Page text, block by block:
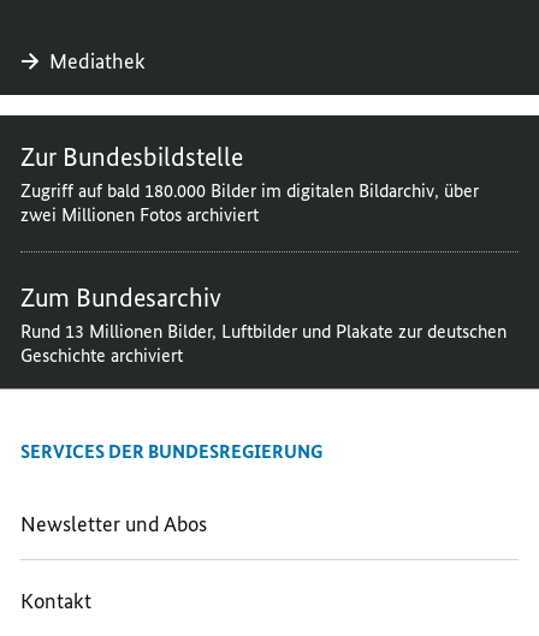
Mediathek
Zur Bundesbildstelle
Zugriff auf bald 180.000 Bilder im digitalen Bildarchiv, über
zwei Millionen Fotos archiviert
Zum Bundesarchiv
Rund 13 Millionen Bilder, Luftbilder und Plakate zur deutschen
Geschichte archiviert
SERVICES DER BUNDESREGIERUNG
Newsletter und Abos
Kontakt